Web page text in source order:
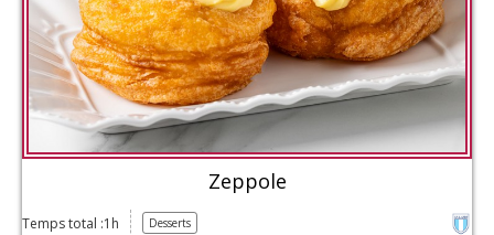
Zeppole
Temps total :1h Desserts